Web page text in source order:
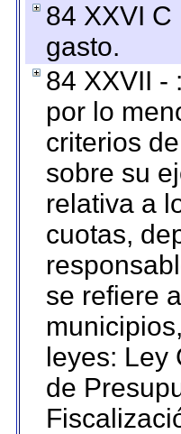
84 XXVI
gasto.
84 XXVII -
por lo
criterios
sobre su
relativa a
cuotas,
se refiere
leyes: Ley
de